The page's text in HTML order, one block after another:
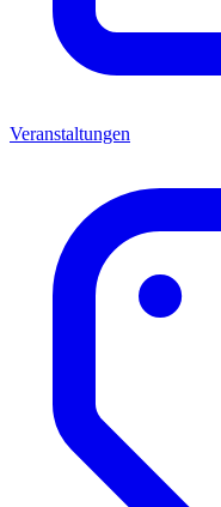
Veranstaltungen